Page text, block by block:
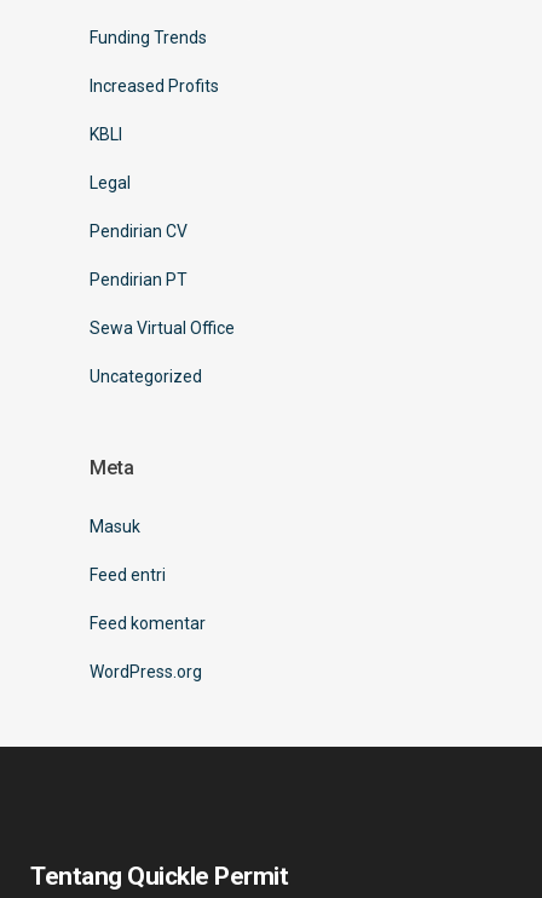
Funding Trends
Increased Profits
KBLI
Legal
Pendirian CV
Pendirian PT
Sewa Virtual Office
Uncategorized
Meta
Masuk
Feed entri
Feed komentar
WordPress.org
Tentang Quickle Permit